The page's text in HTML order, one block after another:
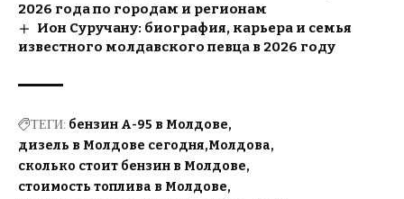
2026 года по городам и регионам
Ион Суручану: биография, карьера и семья
известного молдавского певца в 2026 году
ТЕГИ: бензин А-95 в Молдове
дизель в Молдове сегодня Молдова
сколько стоит бензин в Молдове
стоимость топлива в Молдове